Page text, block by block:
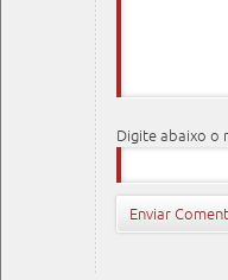
Digite abaixo o